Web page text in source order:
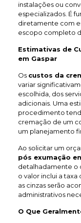
instalações ou
especializados. É
diretamente com
escopo completo
Estimativas de
em Gaspar
Os custos da
variar
escolhida, dos
adicionais. Uma
procedimento
cremação de um
um planejamento
Ao solicitar um
pós exumação
detalhadamente o
o valor inclui a
as cinzas serão
administrativos
O Que